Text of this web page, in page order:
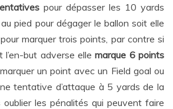
pour dépasser les 10 yards
pied pour dégager le ballon soit elle
marquer trois points, par contre si
but adverse ellemarque 6 points
un point avec un Field goal ou
tentative d’attaque à 5 yards de la
les pénalités qui peuvent faire